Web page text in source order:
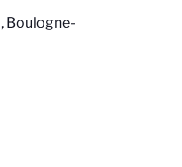
Boulogne-